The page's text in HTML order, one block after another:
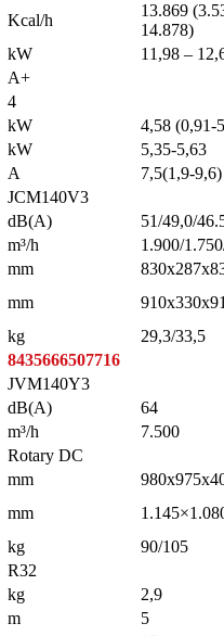
Kcal/h
13.869
14.878)
kW
11,98 –
A+
4
kW
4,58 (0,91-
kW
5,35-5,63
A
7,5(1,9-9,6)
JCM140V3
dB(A)
51/49,0/
m³/h
1.900/
mm
mm
kg
29,3/33,5
8435666507716
JVM140Y3
dB(A)
64
m³/h
7.500
Rotary DC
mm
mm
kg
90/105
R32
kg
2,9
m
5